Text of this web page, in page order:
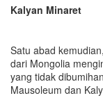
Kalyan Minaret
Satu abad
dari Mongolia
yang tidak
Mausoleum dan